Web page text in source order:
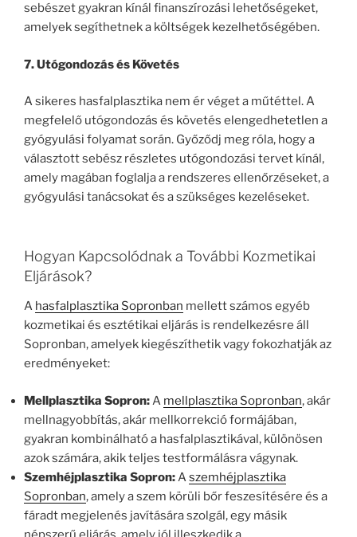
sebészet gyakran kínál finanszírozási lehetőségeket,
amelyek segíthetnek a költségek kezelhetőségében.
7. Utógondozás és Követés
A sikeres hasfalplasztika nem ér véget a műtéttel. A
megfelelő utógondozás és követés elengedhetetlen a
gyógyulási folyamat során. Győződj meg róla, hogy a
választott sebész részletes utógondozási tervet kínál,
amely magában foglalja a rendszeres ellenőrzéseket, a
gyógyulási tanácsokat és a szükséges kezeléseket.
Hogyan Kapcsolódnak a További Kozmetikai
Eljárások?
A hasfalplasztika Sopronban mellett számos egyéb
kozmetikai és esztétikai eljárás is rendelkezésre áll
Sopronban, amelyek kiegészíthetik vagy fokozhatják az
eredményeket:
Mellplasztika Sopron:A mellplasztika Sopronban, akár
mellnagyobbítás, akár mellkorrekció formájában,
gyakran kombinálható a hasfalplasztikával, különösen
azok számára, akik teljes testformálásra vágynak.
Szemhéjplasztika Sopron:Aszemhéjplasztika
Sopronban, amely a szem körüli bőr feszesítésére és a
fáradt megjelenés javítására szolgál, egy másik